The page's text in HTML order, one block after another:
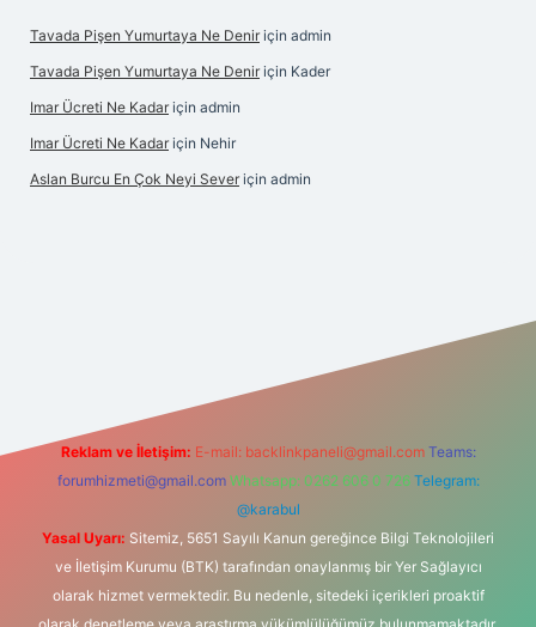
Tavada Pişen Yumurtaya Ne Denir için admin
Tavada Pişen Yumurtaya Ne Denir için Kader
Imar Ücreti Ne Kadar için admin
Imar Ücreti Ne Kadar için Nehir
Aslan Burcu En Çok Neyi Sever için admin
elexbetgiris.org
Reklam ve İletişim: E-mail: backlinkpaneli@gmail.com Teams:
forumhizmeti@gmail.com Whatsapp: 0262 606 0 726 Telegram:
@karabul
Yasal Uyarı: Sitemiz, 5651 Sayılı Kanun gereğince Bilgi Teknolojileri
ve İletişim Kurumu (BTK) tarafından onaylanmış bir Yer Sağlayıcı
olarak hizmet vermektedir. Bu nedenle, sitedeki içerikleri proaktif